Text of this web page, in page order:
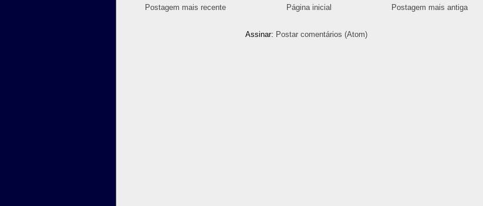
Postagem mais recente Postagem mais antiga
Página inicial
Assinar: Postar comentários (Atom)